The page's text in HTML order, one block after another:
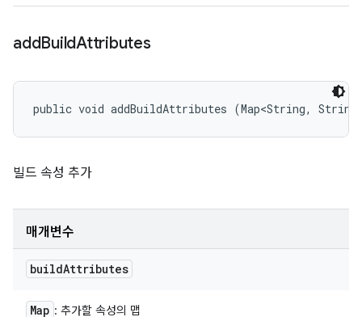
addBuildAttributes
public void addBuildAttributes (Map<String,
빌드 속성 추가
매개변수
buildAttributes
Map : 추가할 속성의 맵